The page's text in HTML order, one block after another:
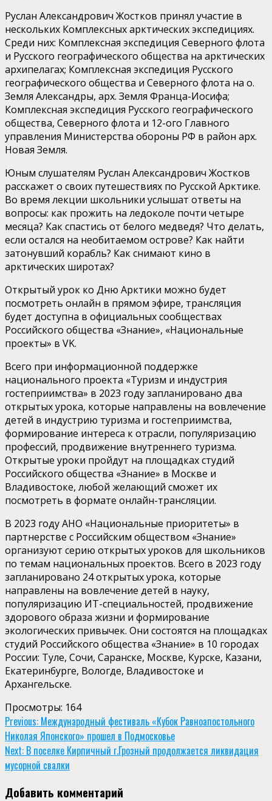
Руслан Александрович Жостков принял участие в
нескольких Комплексных арктических экспедициях.
Среди них: Комплексная экспедиция Северного флота
и Русского географического общества на арктических
архипелагах; Комплексная экспедиция Русского
географического общества и Северного флота на о.
Земля Александры, арх. Земля Франца-Иосифа;
Комплексная экспедиция Русского географического
общества, Северного флота и 12-ого Главного
управления Министерства обороны РФ в район арх.
Новая Земля.
Юным слушателям Руслан Александрович Жостков
расскажет о своих путешествиях по Русской Арктике.
Во время лекции школьники услышат ответы на
вопросы: как прожить на ледоколе почти четыре
месяца? Как спастись от белого медведя? Что делать,
если остался на необитаемом острове? Как найти
затонувший корабль? Как снимают кино в
арктических широтах?
Открытый урок ко Дню Арктики можно будет
посмотреть онлайн в прямом эфире, трансляция
будет доступна в официальных сообществах
Российского общества «Знание», «Национальные
проекты» в VK.
Всего при информационной поддержке
национального проекта «Туризм и индустрия
гостеприимства» в 2023 году запланировано два
открытых урока, которые направлены на вовлечение
детей в индустрию туризма и гостеприимства,
формирование интереса к отрасли, популяризацию
профессий, продвижение внутреннего туризма.
Открытые уроки пройдут на площадках студий
Российского общества «Знание» в Москве и
Владивостоке, любой желающий сможет их
посмотреть в формате онлайн-трансляции.
В 2023 году АНО «Национальные приоритеты» в
партнерстве с Российским обществом «Знание»
организуют серию открытых уроков для школьников
по темам национальных проектов. Всего в 2023 году
запланировано 24 открытых урока, которые
направлены на вовлечение детей в науку,
популяризацию ИТ-специальностей, продвижение
здорового образа жизни и формирование
экологических привычек. Они состоятся на площадках
студий Российского общества «Знание» в 10 городах
России: Туле, Сочи, Саранске, Москве, Курске, Казани,
Екатеринбурге, Вологде, Владивостоке и
Архангельске.
Просмотры: 164
Continue
Reading
Previous: Международный фестиваль «Кубок Равноапостольного
Николая Японского» прошел в Подмосковье
Next: В поселке Кирпичный г.Грозный продолжается ликвидация
мусорной свалки
Добавить комментарий